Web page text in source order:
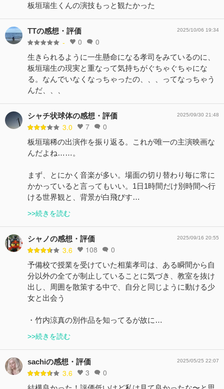
板垣瑞生くんの演技もっと観たかった
TTの感想・評価
- 0 0
2025/10/06 19:34
生きられるように一生懸命になる孝司をみているのに、
板垣瑞生の現実と重なって気持ちがぐちゃぐちゃにな
る。なんでいなくなっちゃったの、、、ってなっちゃう
んだ、、、
シャチ状球体の感想・評価
3.0 7 0
2025/09/30 21:48
板垣瑞稀の出演作を振り返る。これが唯一の主演映画な
んだよね……。
まず、とにかく音楽が多い。場面の切り替わり毎に常に
かかっていると言ってもいい。1日1時間だけ別時間へ行
ける世界観と、背景が白飛びす…
>>続きを読む
シャノの感想・評価
3.6 108 0
2025/09/16 20:55
予備校で授業を受けていた相葉孝司は、ある瞬間から自
分以外の全てが制止していることに気づき、教室を抜け
出し、周囲を散策する中で、自分と同じように動ける少
女と出会う
・竹内涼真の別作品を知ってるが故に…
>>続きを読む
sachiの感想・評価
3.6 3 0
2025/05/25 22:07